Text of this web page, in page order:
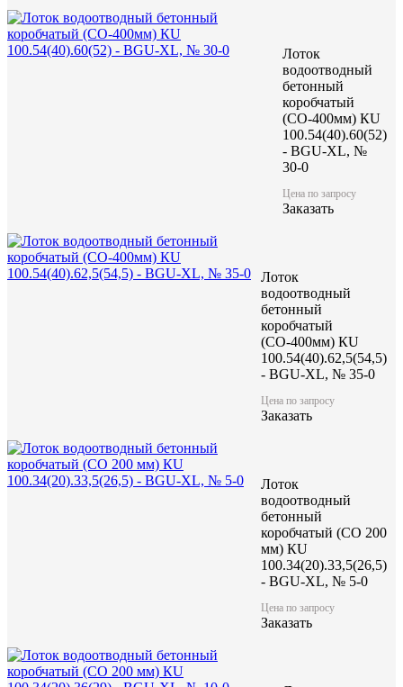
Лоток
водоотводный
бетонный
коробчатый
(СО-400мм) КU
100.54(40).60(52)
- BGU-XL, №
30-0
Цена по запросу
Заказать
Лоток
водоотводный
бетонный
коробчатый
(СО-400мм) КU
100.54(40).62,5(54,5)
- BGU-XL, № 35-0
Цена по запросу
Заказать
Лоток
водоотводный
бетонный
коробчатый (CO 200
мм) КU
100.34(20).33,5(26,5)
- BGU-XL, № 5-0
Цена по запросу
Заказать